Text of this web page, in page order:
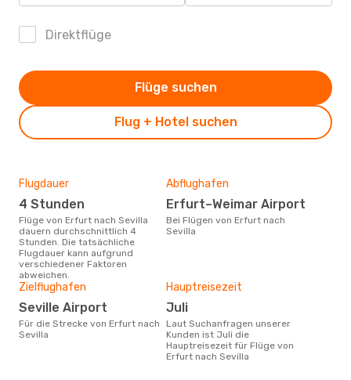
Direktflüge
Flug + Hotel suchen
Flüge suchen
Flugdauer
4 Stunden
Flüge von Erfurt nach Sevilla
dauern durchschnittlich 4
Stunden. Die tatsächliche
Flugdauer kann aufgrund
verschiedener Faktoren
abweichen.
Abflughafen
Erfurt–Weimar Airport
Bei Flügen von Erfurt nach
Sevilla
Zielflughafen
Seville Airport
Für die Strecke von Erfurt nach
Sevilla
Hauptreisezeit
Juli
Laut Suchanfragen unserer
Kunden ist Juli die
Hauptreisezeit für Flüge von
Erfurt nach Sevilla